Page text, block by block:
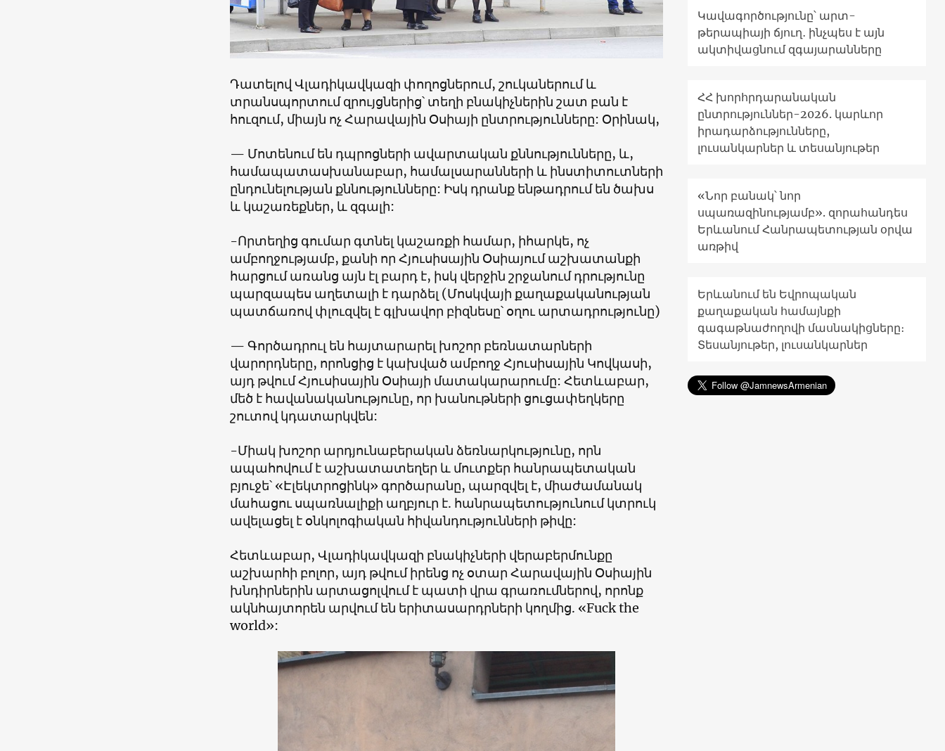
Դատելով Վլադիկավկազի փողոցներում, շուկաներում և
տրանսպորտում զրույցներից՝ տեղի բնակիչներին շատ բան է
հուզում, միայն ոչ Հարավային Օսիայի ընտրությունները: Օրինակ,
— Մոտենում են դպրոցների ավարտական քննությունները, և,
համապատասխանաբար, համալսարանների և ինստիտուտների
ընդունելության քննությունները: Իսկ դրանք ենթադրում են ծախս
և կաշառեքներ, և զգալի:
-Որտեղից գումար գտնել կաշառքի համար, իհարկե, ոչ
ամբողջությամբ, քանի որ Հյուսիսային Օսիայում աշխատանքի
հարցում առանց այն էլ բարդ է, իսկ վերջին շրջանում դրությունը
պարզապես աղետալի է դարձել (Մոսկվայի քաղաքականության
պատճառով փլուզվել է գլխավոր բիզնեսը՝ օղու արտադրությունը)
— Գործադրուլ են հայտարարել խոշոր բեռնատարների
վարորդները, որոնցից է կախված ամբողջ Հյուսիսային Կովկասի,
այդ թվում Հյուսիսային Օսիայի մատակարարումը: Հետևաբար,
մեծ է հավանականությունը, որ խանութների ցուցափեղկերը
շուտով կդատարկվեն:
-Միակ խոշոր արդյունաբերական ձեռնարկությունը, որն
ապահովում է աշխատատեղեր և մուտքեր հանրապետական
բյուջե՝ «Էլեկտրոցինկ» գործարանը, պարզվել է, միաժամանակ
մահացու սպառնալիքի աղբյուր է. հանրապետությունում կտրուկ
ավելացել է օնկոլոգիական հիվանդությունների թիվը:
Հետևաբար, Վլադիկավկազի բնակիչների վերաբերմունքը
աշխարհի բոլոր, այդ թվում իրենց ոչ օտար Հարավային Օսիային
խնդիրներին արտացոլվում է պատի վրա գրառումներով, որոնք
ակնհայտորեն արվում են երիտասարդրների կողմից. «Fuck the
world»:
Կավագործությունը՝ արտ-
թերապիայի ճյուղ․ ինչպես է այն
ակտիվացնում զգայարանները
ՀՀ խորհրդարանական
ընտրություններ-2026. կարևոր
իրադարձությունները,
լուսանկարներ և տեսանյութեր
«Նոր բանակ՝ նոր
սպառազինությամբ». զորահանդես
Երևանում Հանրապետության օրվա
առթիվ
Երևանում են Եվրոպական
քաղաքական համայնքի
գագաթնաժողովի մասնակիցները։
Տեսանյութեր, լուսանկարներ